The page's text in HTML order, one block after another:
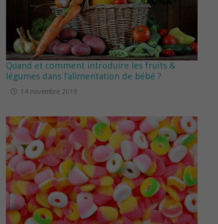
Quand et comment introduire les fruits &
légumes dans l’alimentation de bébé ?
14 novembre 2019